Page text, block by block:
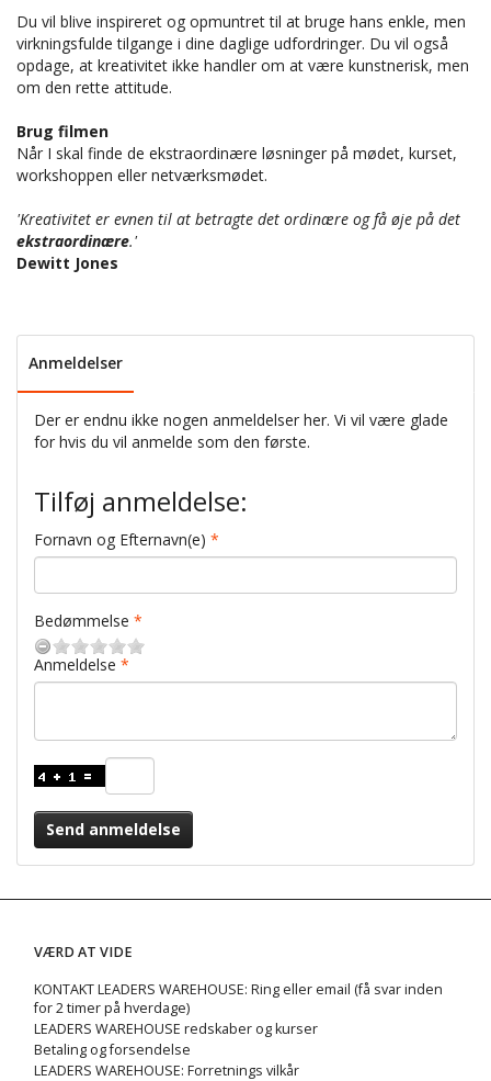
Du vil blive inspireret og opmuntret til at bruge hans enkle, men
virkningsfulde tilgange i dine daglige udfordringer. Du vil også
opdage, at kreativitet ikke handler om at være kunstnerisk, men
om den rette attitude.
Brug filmen
Når I skal finde de ekstraordinære løsninger på mødet, kurset,
workshoppen eller netværksmødet.
'Kreativitet er evnen til at betragte det ordinære og få øje på det
ekstraordinære.'
Dewitt Jones
Anmeldelser
Der er endnu ikke nogen anmeldelser her. Vi vil være glade
for hvis du vil anmelde som den første.
Tilføj anmeldelse:
Fornavn og Efternavn(e)
Bedømmelse
Anmeldelse
Send anmeldelse
VÆRD AT VIDE
KONTAKT LEADERS WAREHOUSE: Ring eller email (få svar inden
for 2 timer på hverdage)
LEADERS WAREHOUSE redskaber og kurser
Betaling og forsendelse
LEADERS WAREHOUSE: Forretnings vilkår